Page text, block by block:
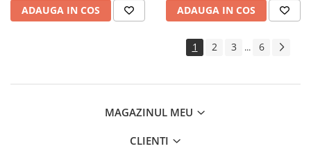
ADAUGA IN COS ADAUGA IN COS
1 2 3 ... 6
MAGAZINUL MEU
CLIENTI